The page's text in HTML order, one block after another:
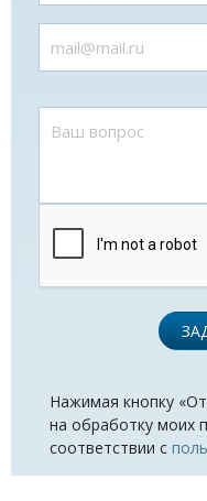
Нажимая кнопку
на обработку моих
соответствии с